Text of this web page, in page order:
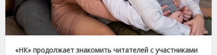
«НК» продолжает знакомить читателей с участниками